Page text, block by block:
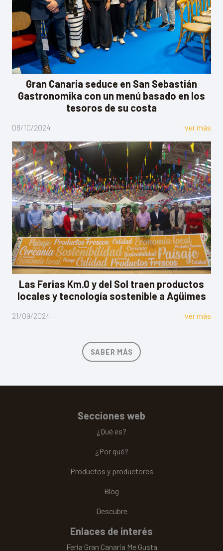
Gran Canaria seduce en San Sebastián
Gastronomika con un menú basado en los
tesoros de su costa
08/10/2024 ver más
Las Ferias Km.0 y del Sol traen productos
locales y tecnología sostenible a Agüimes
21/09/2024 ver más
SABER MÁS
Secciones web
¿Qué es?
¿Por qué?
Productos y productores
Blog
Descubre
Enlaces de interés
Feria Gran Canaria Me Gusta